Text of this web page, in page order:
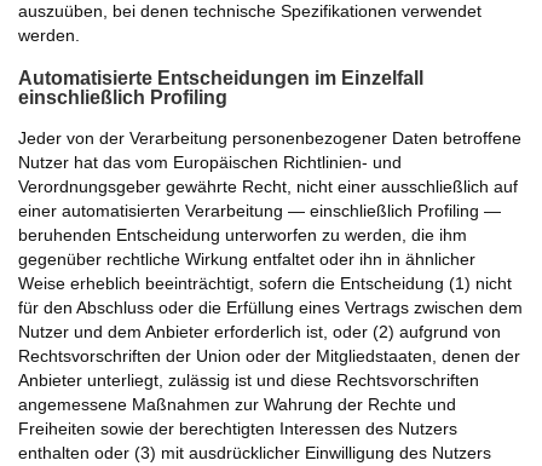
auszuüben, bei denen technische Spezifikationen verwendet
werden.
Automatisierte Entscheidungen im Einzelfall
einschließlich Profiling
Jeder von der Verarbeitung personenbezogener Daten betroffene
Nutzer hat das vom Europäischen Richtlinien- und
Verordnungsgeber gewährte Recht, nicht einer ausschließlich auf
einer automatisierten Verarbeitung — einschließlich Profiling —
beruhenden Entscheidung unterworfen zu werden, die ihm
gegenüber rechtliche Wirkung entfaltet oder ihn in ähnlicher
Weise erheblich beeinträchtigt, sofern die Entscheidung (1) nicht
für den Abschluss oder die Erfüllung eines Vertrags zwischen dem
Nutzer und dem Anbieter erforderlich ist, oder (2) aufgrund von
Rechtsvorschriften der Union oder der Mitgliedstaaten, denen der
Anbieter unterliegt, zulässig ist und diese Rechtsvorschriften
angemessene Maßnahmen zur Wahrung der Rechte und
Freiheiten sowie der berechtigten Interessen des Nutzers
enthalten oder (3) mit ausdrücklicher Einwilligung des Nutzers